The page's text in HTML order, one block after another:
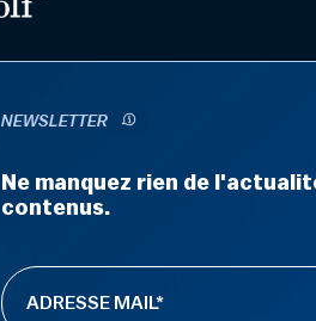
NEWSLETTER
Ne manquez rien de
contenus.